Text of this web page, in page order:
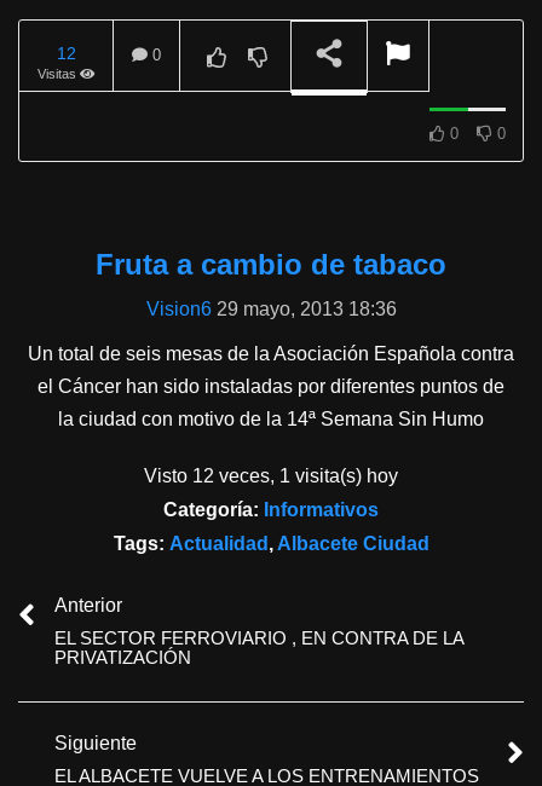
12
Visitas
0
0 0
Fruta a cambio de tabaco
Vision6 29 mayo, 2013 18:36
Un total de seis mesas de la Asociación Española contra
el Cáncer han sido instaladas por diferentes puntos de
la ciudad con motivo de la 14ª Semana Sin Humo
Visto 12 veces, 1 visita(s) hoy
Categoría: Informativos
Tags: Actualidad , Albacete Ciudad
Anterior
EL SECTOR FERROVIARIO , EN CONTRA DE LA
PRIVATIZACIÓN
Siguiente
EL ALBACETE VUELVE A LOS ENTRENAMIENTOS